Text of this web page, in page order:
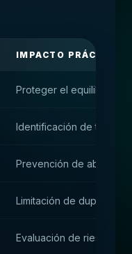
IMPACTO PRÁCTICO
Proteger el equilibrio
Identificación de
Prevención de abusos
Limitación de duplicados
Evaluación de riesgo